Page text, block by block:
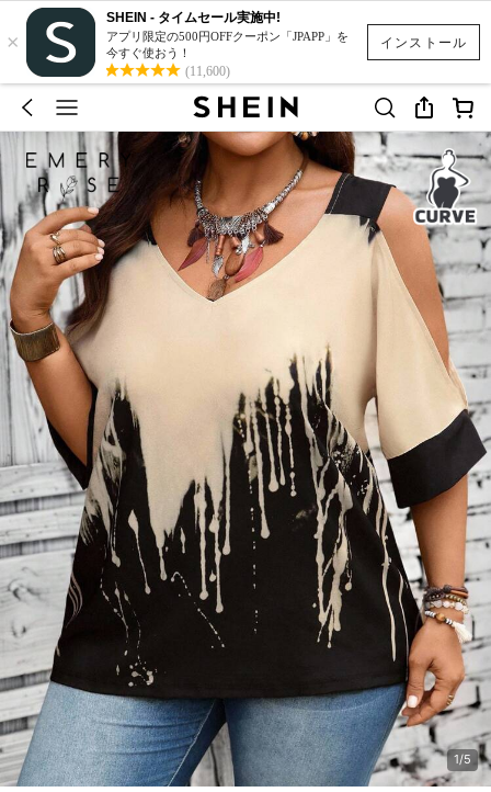
インストール
×
SHEIN - タイムセール実施中!
アプリ限定の500円OFFクーポン「JPAPP」を
今すぐ使おう！
(11,600)
1/5